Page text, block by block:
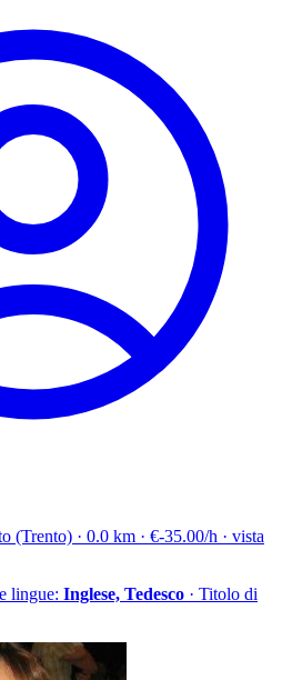
(Trento) · 0.0 km · €-35.00/h · vista
lingue: Inglese, Tedesco · Titolo di